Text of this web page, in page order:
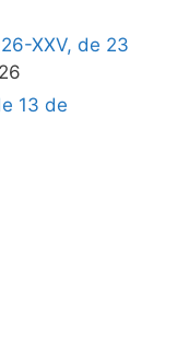
XXV, de 23
13 de